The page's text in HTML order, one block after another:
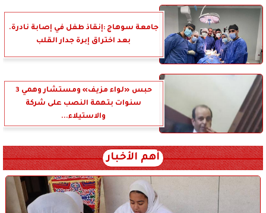
جامعة سوهاج :إنقاذ طفل في إصابة نادرة.
بعد اختراق إبرة جدار القلب
حبس «لواء مزيف» ومستشار وهمي 3
سنوات بتهمة النصب على شركة
والاستيلاء...
أهم الأخبار